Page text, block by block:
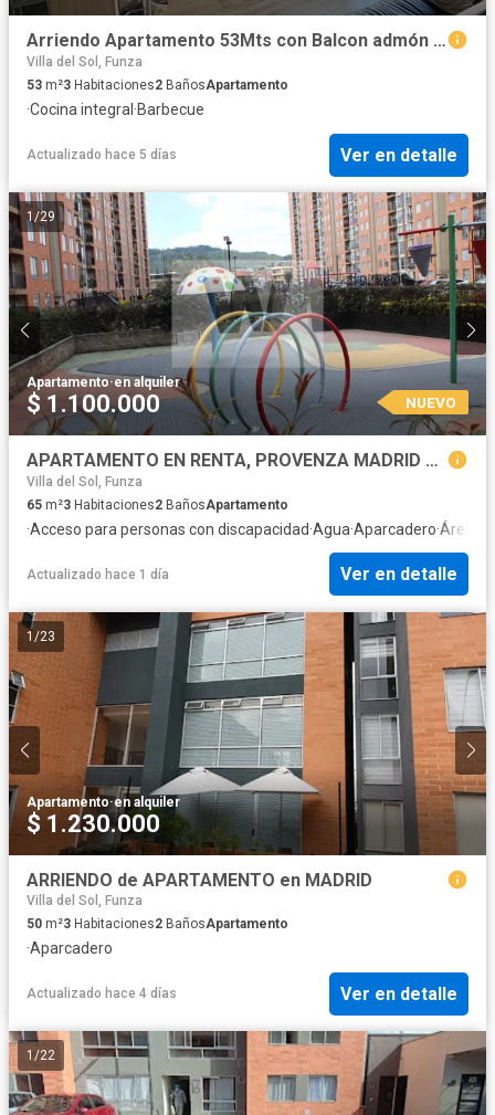
Arriendo Apartamento 53Mts con Balcon admón Incluida Club House Caoba Novaterra Mosquera Cundinamarca. Cod A23874
Villa del Sol, Funza
53 m²3 Habitaciones2 BañosApartamento
·Cocina integral ·Barbecue
Actualizado hace 5 días Ver en detalle
1/29
Apartamento·en alquiler
$ 1.100.000 NUEVO
APARTAMENTO EN RENTA, PROVENZA MADRID CUNDINAMARCA
Villa del Sol, Funza
65 m²3 Habitaciones2 BañosApartamento
·Acceso para personas con discapacidad·Agua·Aparcadero·Área
Actualizado hace 1 día Ver en detalle
1/23
Apartamento·en alquiler
$ 1.230.000
ARRIENDO de APARTAMENTO en MADRID
Villa del Sol, Funza
50 m²3 Habitaciones2 BañosApartamento
·Aparcadero
Actualizado hace 4 días Ver en detalle
1 /22